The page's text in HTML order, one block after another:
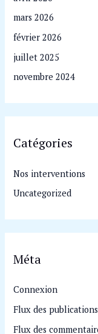
mars 2026
février 2026
juillet 2025
novembre 2024
Catégories
Nos interventions
Uncategorized
Méta
Connexion
Flux des publications
Flux des